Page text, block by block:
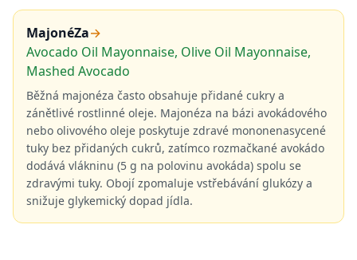
MajonéZa→
Avocado Oil Mayonnaise, Olive Oil Mayonnaise,
Mashed Avocado
Běžná majonéza často obsahuje přidané cukry a
zánětlivé rostlinné oleje. Majonéza na bázi avokádového
nebo olivového oleje poskytuje zdravé mononenasycené
tuky bez přidaných cukrů, zatímco rozmačkané avokádo
dodává vlákninu (5 g na polovinu avokáda) spolu se
zdravými tuky. Obojí zpomaluje vstřebávání glukózy a
snižuje glykemický dopad jídla.